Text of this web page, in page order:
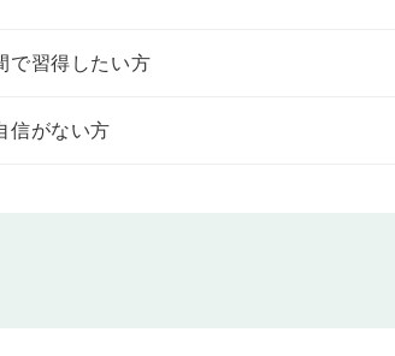
で習得したい方
信がない方